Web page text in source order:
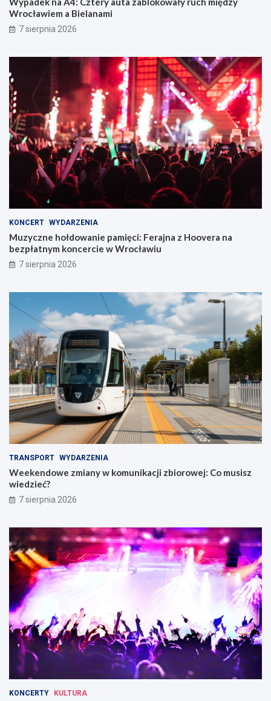
Wrocławiem a Bielanami
7 sierpnia 2026
KONCERT WYDARZENIA
Muzyczne hołdowanie pamięci: Ferajna z Hoovera na
bezpłatnym koncercie w Wrocławiu
7 sierpnia 2026
TRANSPORT WYDARZENIA
Weekendowe zmiany w komunikacji zbiorowej: Co musisz
wiedzieć?
7 sierpnia 2026
KONCERTY KULTURA